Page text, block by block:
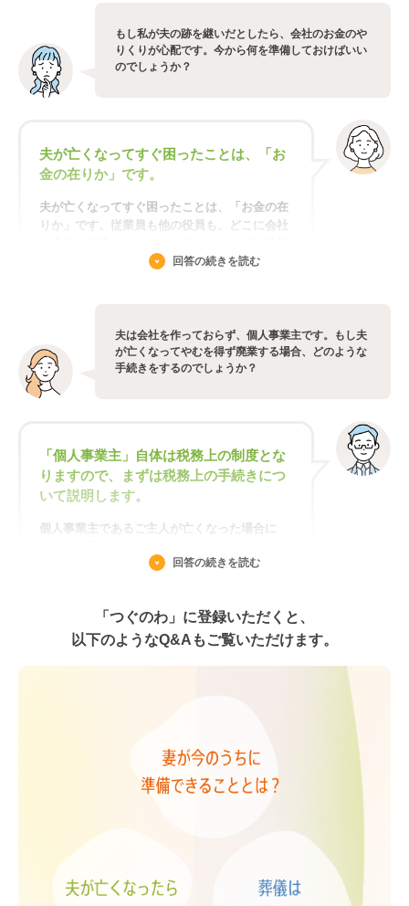
もし私が夫の跡を継いだとしたら、会社のお金のや
りくりが心配です。今から何を準備しておけばいい
のでしょうか？
夫が亡くなってすぐ困ったことは、「お
金の在りか」です。
夫が亡くなってすぐ困ったことは、「お金の在
りか」です。従業員も他の役員も、どこに会社
探しから始まりました。
に何も聞かされていないと、通帳の場所すら分
からず、大事な取引先にも迷惑をかけてしまい
ます。まずはおおよその保管場所だけでも把握
されることをおすすめします。
回答の続きを読む
夫は会社を作っておらず、個人事業主です。もし夫
が亡くなってやむを得ず廃業する場合、どのような
手続きをするのでしょうか？
「個人事業主」自体は税務上の制度とな
りますので、まずは税務上の手続きにつ
いて説明します。
個人事業主であるご主人が亡くなった場合に
は、「個人事業の開業・廃業等届出書」という
が必要です。
また、所得税や消費税の確定申告が必要となる
場合には、亡くなった日から4か月以内に、故
人に代わって相続人が、亡くなった年の1月1日
生前、ご主人が税務手続きを税理士の先生に依
頼していた場合には、顧問税理士の先生に具体
回答の続きを読む
「つぐのわ」に登録いただくと、
以下のようなQ&Aもご覧いただけます。